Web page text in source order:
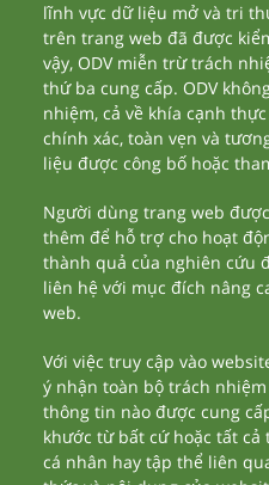
lĩnh vực dữ liệu mở và tri
trên trang web đã được
vậy, ODV miễn trừ trách
thứ ba cung cấp. ODV
nhiệm, cả về khía cạnh
chính xác, toàn vẹn và
liệu được công bố hoặc
Người dùng trang web
thêm để hỗ trợ cho hoạt
thành quả của nghiên cứu
liên hệ với mục đích nâng
web.
Với việc truy cập vào
ý nhận toàn bộ trách
thông tin nào được cung
khước từ bất cứ hoặc tất
cá nhân hay tập thể liên